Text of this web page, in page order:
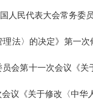
人民代表大会常务
理法〉的决定》第一
会第十一次会议《
议《关于修改〈中华